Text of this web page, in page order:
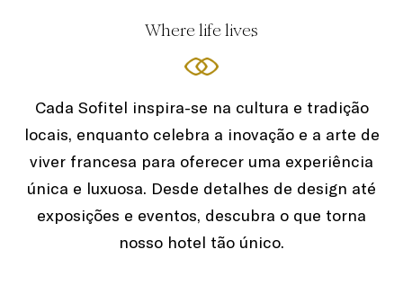
Where life lives
Cada Sofitel inspira-se na cultura e tradição
locais, enquanto celebra a inovação e a arte de
viver francesa para oferecer uma experiência
única e luxuosa. Desde detalhes de design até
exposições e eventos, descubra o que torna
nosso hotel tão único.